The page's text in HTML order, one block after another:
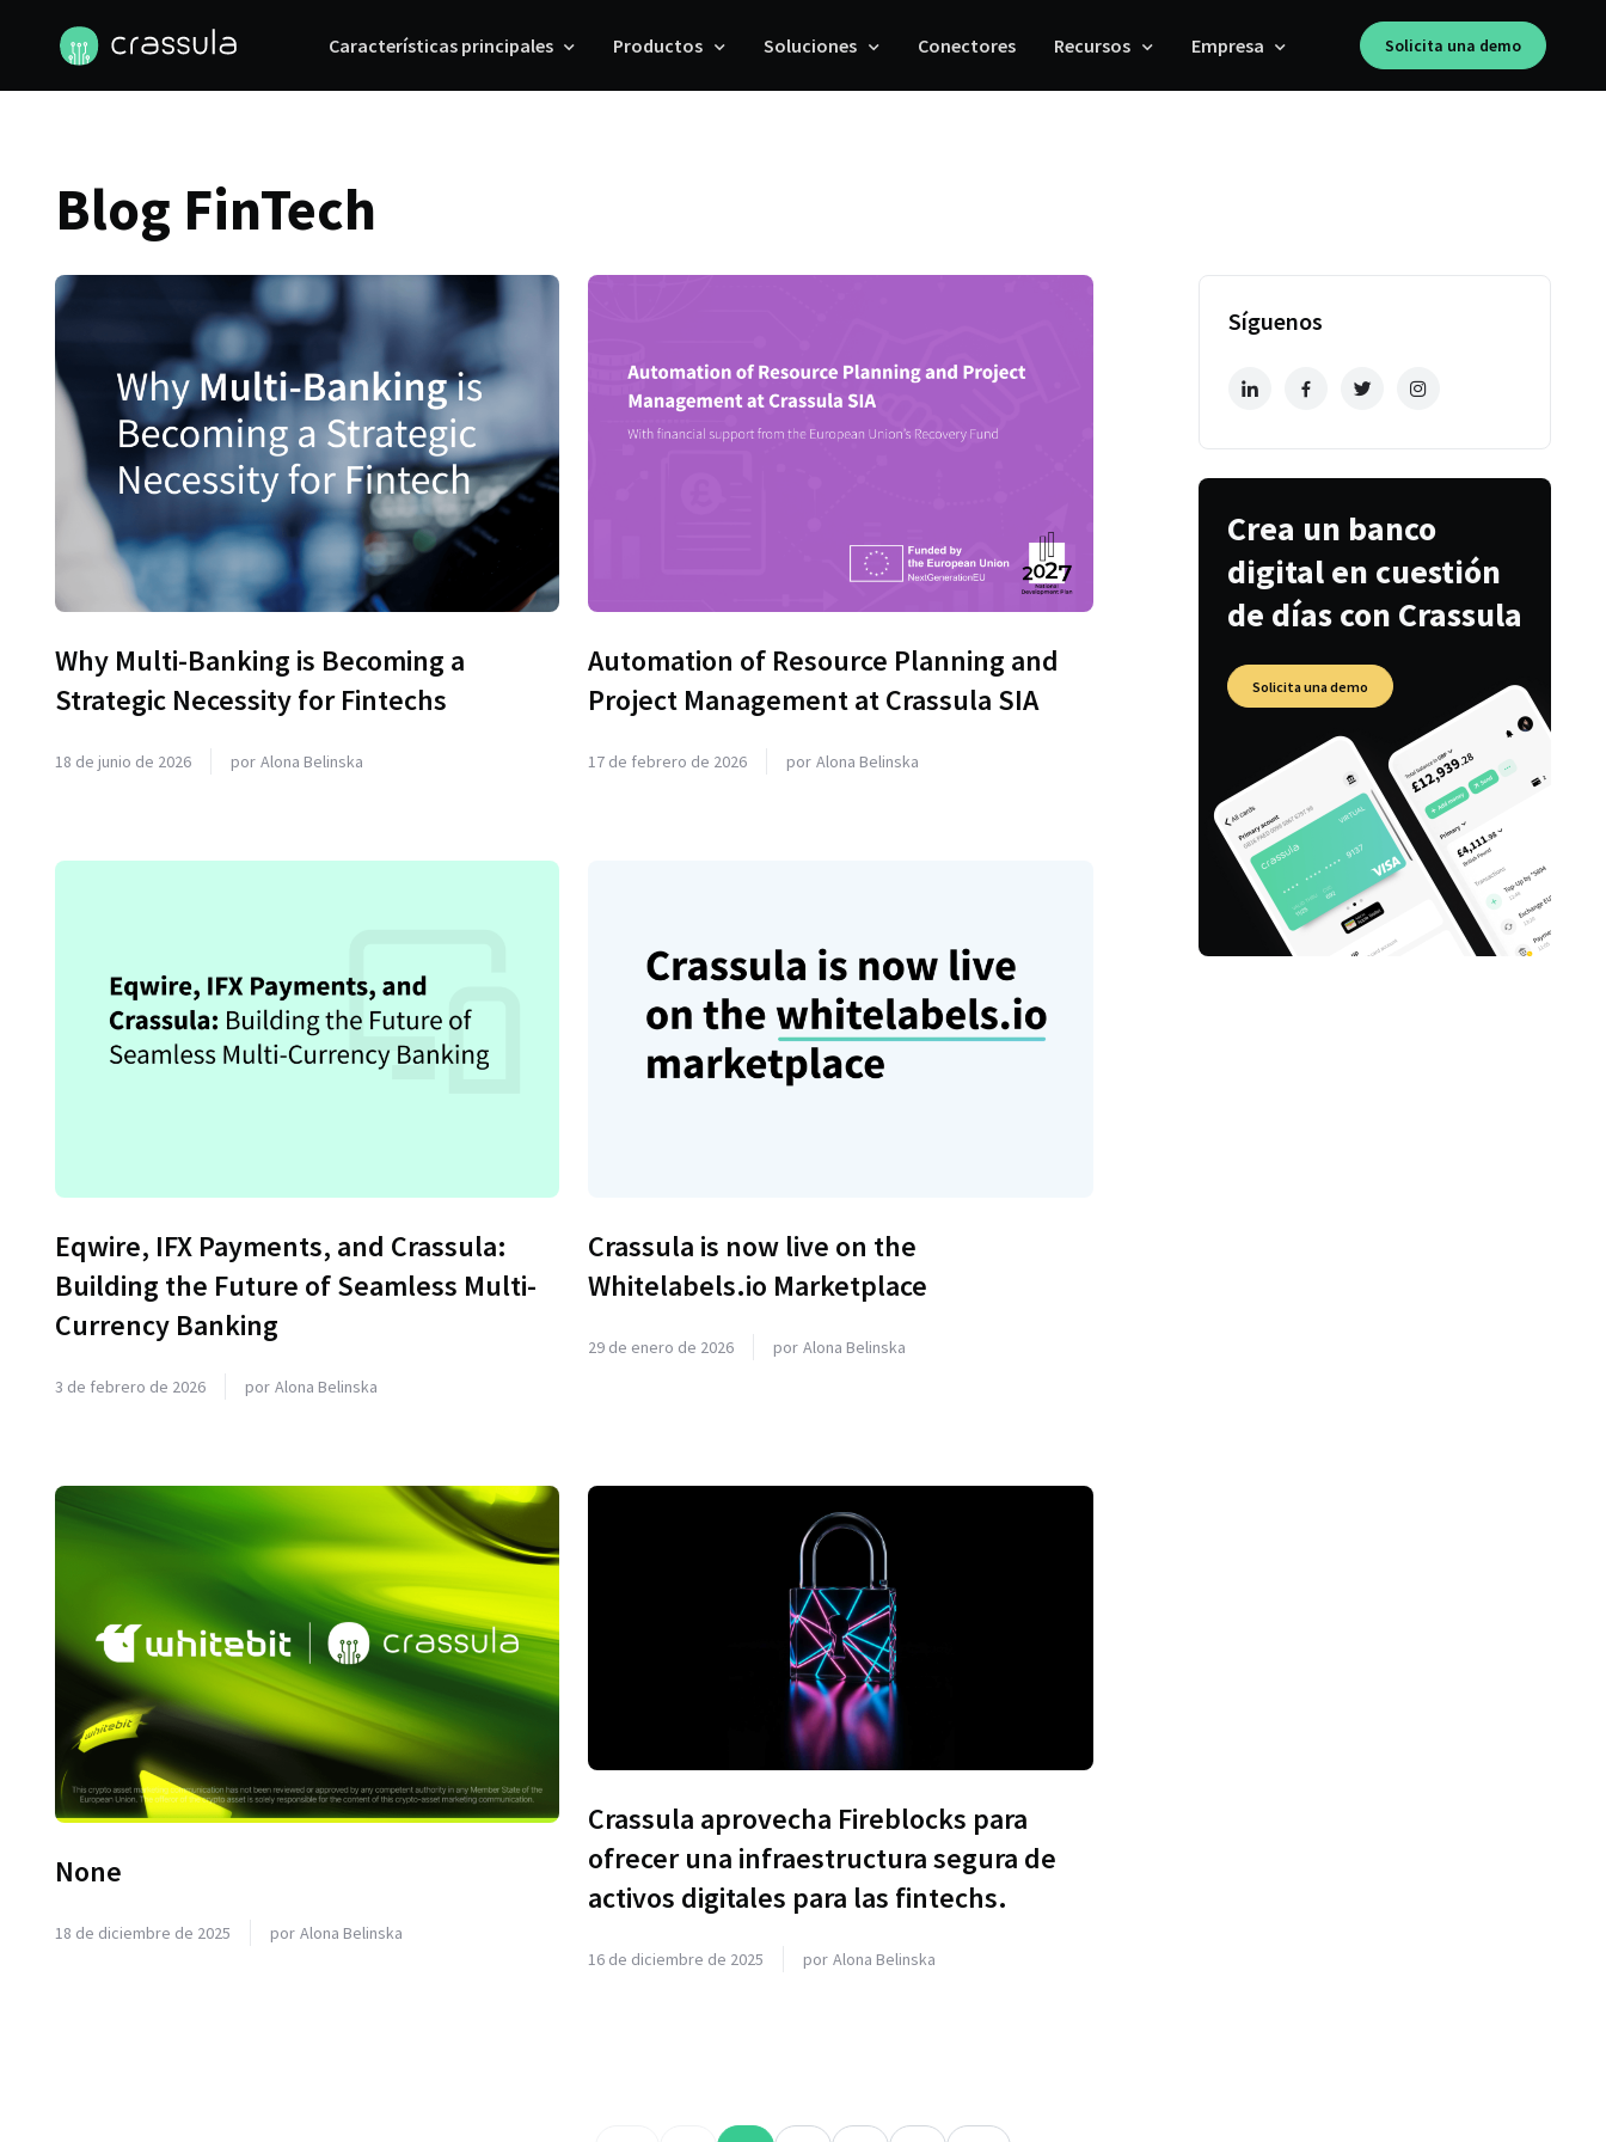
Características principales Productos Soluciones Conectores Recursos Empresa Solicita una demo
Blog FinTech
Why Multi-Banking is Becoming a
Strategic Necessity for Fintechs
18 de junio de 2026 por Alona Belinska
Automation of Resource Planning and
Project Management at Crassula SIA
17 de febrero de 2026 por Alona Belinska
Eqwire, IFX Payments, and Crassula:
Building the Future of Seamless Multi-
Currency Banking
3 de febrero de 2026 por Alona Belinska
Crassula is now live on the
Whitelabels.io Marketplace
29 de enero de 2026 por Alona Belinska
None
18 de diciembre de 2025 por Alona Belinska
Crassula aprovecha Fireblocks para
ofrecer una infraestructura segura de
activos digitales para las fintechs.
16 de diciembre de 2025 por Alona Belinska
Síguenos
Crea un banco
digital en cuestión
de días con Crassula
Solicita una demo